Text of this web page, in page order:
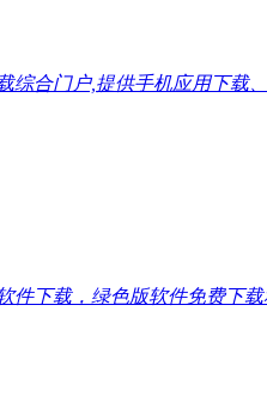
综合门户,提供手机应用下
件下载，绿色版软件免费下载